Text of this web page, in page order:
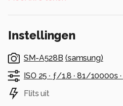
Instellingen
SM-A528B (samsung)
ISO 25 · ƒ/1.8 · 81/10000s ·
Flits uit